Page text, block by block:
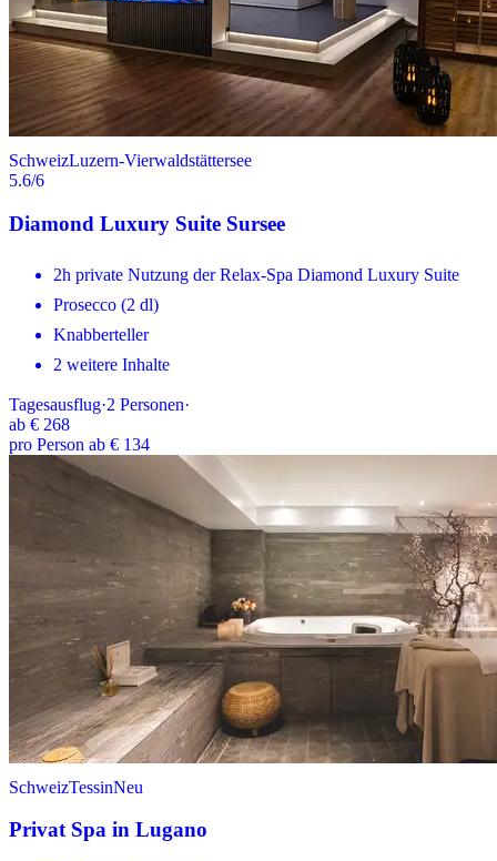
SchweizLuzern-Vierwaldstättersee
5.6/6
Diamond Luxury Suite Sursee
2h private Nutzung der Relax-Spa Diamond Luxury Suite
Prosecco (2 dl)
Knabberteller
2 weitere Inhalte
Tagesausflug·2 Personen·
ab € 268
pro Person ab € 134
SchweizTessinNeu
Privat Spa in Lugano